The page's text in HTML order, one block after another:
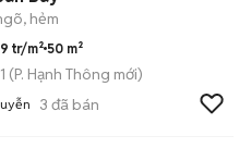
hẻm
tr/m² 50 m²
(P. Hạnh Thông mới)
3 đã bán